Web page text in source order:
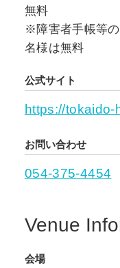
無料
※障害者手帳等
名様は無料
公式サイト
https://tokaido-
お問い合わせ
054-375-4454
Venue
会場